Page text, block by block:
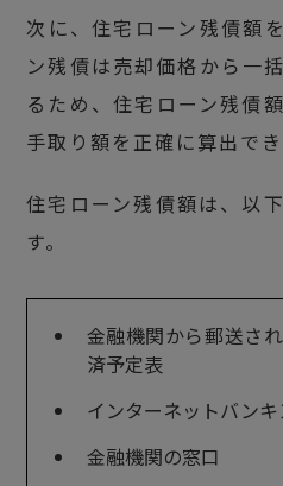
次に、住宅ローン残債額
ン残債は売却価格から一
るため、住宅ローン残債
手取り額を正確に算出でき
住宅ローン残債額は、以
す。
金融機関から郵送さ
済予定表
インターネットバン
金融機関の窓口